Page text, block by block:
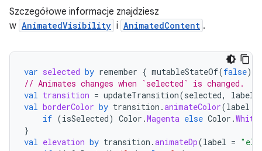
Szczegółowe informacje znajdziesz
w AnimatedVisibility i AnimatedContent .
var selected by remember { mutableStateOf(false)
// Animates changes when `selected` is changed.
val transition = updateTransition(selected, label
val borderColor by transition .animateColor(label
if (isSelected) Color .Magenta else Color .White
}
val elevation by transition .animateDp(label =